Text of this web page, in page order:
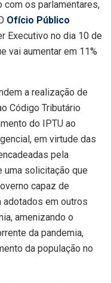
com os parlamentares,
Ofício Público
Executivo no dia 10 de
vai aumentar em 11%
a realização de
Código Tributário
do IPTU ao
em virtude das
pela
uma solicitação que
capaz de
adotados em outros
amenizando o
da pandemia,
da população no